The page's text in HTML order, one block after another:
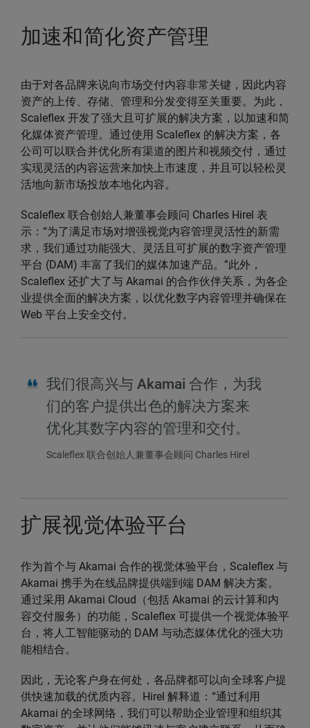
加速和简化资产管理
由于对各品牌来说向市场交付内容非常关键，因此内容
资产的上传、存储、管理和分发变得至关重要。为此，
Scaleflex 开发了强大且可扩展的解决方案，以加速和简
化媒体资产管理。通过使用 Scaleflex 的解决方案，各
公司可以联合并优化所有渠道的图片和视频交付，通过
实现灵活的内容运营来加快上市速度，并且可以轻松灵
活地向新市场投放本地化内容。
Scaleflex 联合创始人兼董事会顾问 Charles Hirel 表
示：“为了满足市场对增强视觉内容管理灵活性的新需
求，我们通过功能强大、灵活且可扩展的数字资产管理
平台 (DAM) 丰富了我们的媒体加速产品。”此外，
Scaleflex 还扩大了与 Akamai 的合作伙伴关系，为各企
业提供全面的解决方案，以优化数字内容管理并确保在
Web 平台上安全交付。
我们很高兴与 Akamai 合作，为我
们的客户提供出色的解决方案来
优化其数字内容的管理和交付。
Scaleflex 联合创始人兼董事会顾问 Charles Hirel
扩展视觉体验平台
作为首个与 Akamai 合作的视觉体验平台，Scaleflex 与
Akamai 携手为在线品牌提供端到端 DAM 解决方案。
通过采用 Akamai Cloud（包括 Akamai 的云计算和内
容交付服务）的功能，Scaleflex 可提供一个视觉体验平
台，将人工智能驱动的 DAM 与动态媒体优化的强大功
能相结合。
因此，无论客户身在何处，各品牌都可以向全球客户提
供快速加载的优质内容。Hirel 解释道：“通过利用
Akamai 的全球网络，我们可以帮助企业管理和组织其